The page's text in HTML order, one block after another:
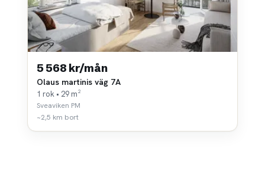
5 568 kr/mån
Olaus martinis väg 7A
1 rok • 29 m²
Sveaviken PM
~2,5 km bort